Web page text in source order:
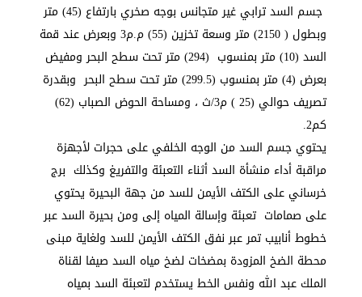
جسم السد ترابي غير متجانس بوجه صخري بارتفاع (45) متر
وبطول ( 2150) متر وسعة تخزين (55) م.م3 وبعرض عند قمة
السد (10) متر بمنسوب (294) متر تحت سطح البحر ومفيض
بعرض (4) متر بمنسوب (299.5) متر تحت سطح البحر وبقدرة
تصريف حوالي (25 ) م3/ث ، ومساحة الحوض الصباب (62)
كم2.
يحتوي جسم السد من الوجه الخلفي على حجرات لأجهزة
مراقبة أداء منشأة السد أثناء التعبئة والتفريغ وكذلك برج
خرساني على الكتف الأيمن للسد من جهة البحيرة يحتوي
على صمامات تعبئة وإسالة المياه إلى ومن بحيرة السد عبر
خطوط أنابيب تمر عبر نفق الكتف الأيمن للسد ولغاية مبنى
محطة الضخ المزودة بمضخات لضخ مياه السد صيفا لقناة
الملك عبد الله ونفس الخط يستخدم لتعبئة السد بمياه